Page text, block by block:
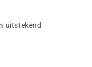
uitstekend